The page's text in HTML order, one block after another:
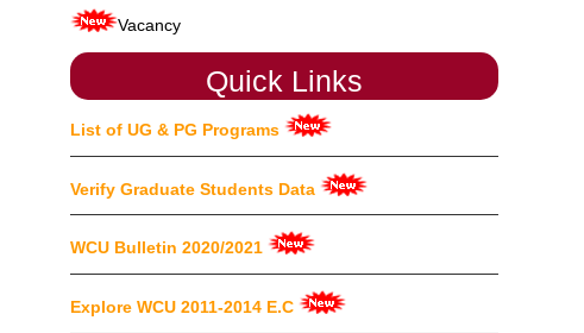
Call for Annual Research Conference 2017 E.C
Community Service Training Proposal
Male Dorm Placement
Female Dorm Placement
Guidelines for Writing and Publishing Papers
Some of MoU agreements
Quick Links
List of UG & PG Programs
Verify Graduate Students Data
WCU Bulletin 2020/2021
Explore WCU 2011-2014 E.C